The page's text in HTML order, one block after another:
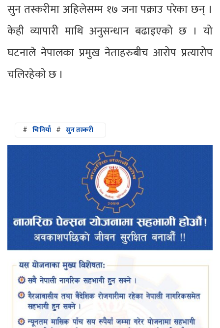
सुन तस्करीमा अहिलेसम्म १७ जना पक्राउ परेका छन् ।
केही व्यापारी माथि अनुसन्धान बढाइएको छ । यो
घटनाले नेपालका प्रमुख नेताहरुबीच आरोप प्रत्यारोप
चलिरहेको छ ।
# चिनियाँ # सुन तस्करी